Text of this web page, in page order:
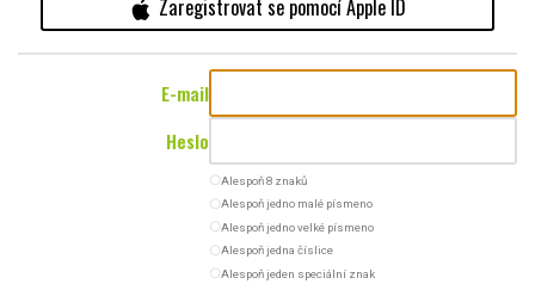
Zaregistrovat se pomocí Apple ID
E-mail
Heslo
radio_button_uncheckedAlespoň 8 znaků
radio_button_uncheckedAlespoň jedno malé písmeno
radio_button_uncheckedAlespoň jedno velké písmeno
radio_button_uncheckedAlespoň jedna číslice
radio_button_uncheckedAlespoň jeden speciální znak